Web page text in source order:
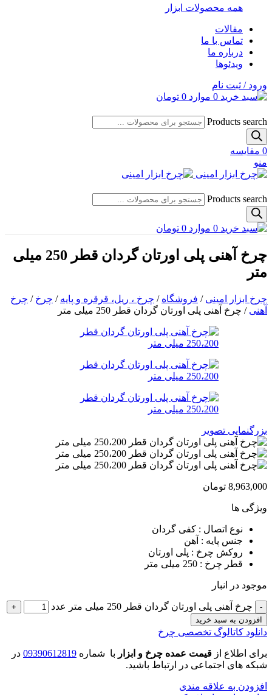
همه محصولات ابزار
مقالات
تماس با ما
درباره ما
ویدئوها
ورود / ثبت نام
0 موارد 0 تومان
Products search
0 مقایسه
منو
Products search
0 موارد 0 تومان
چرخ آهنی پلی اورتان گردان قطر 250 میلی
متر
چرخ ابزار امینی / فروشگاه / چرخ ، ریل، قرقره و پایه / چرخ / چرخ
آهنی / چرخ آهنی پلی اورتان گردان قطر 250 میلی متر
بزرگنمایی تصویر
8,963,000 تومان
ویژگی ها
نوع اتصال : کفی گردان
جنس پایه : آهن
روکش چرخ : پلی اورتان
قطر چرخ : 250 میلی متر
موجود در انبار
چرخ آهنی پلی اورتان گردان قطر 250 میلی متر عدد
افزودن به سبد خرید
دانلود کاتالوگ تخصصی چرخ
برای اطلاع از قیمت عمده چرخ و ابزار با شماره 09390612819 در
شبکه های اجتماعی در ارتباط باشید.
افزودن به علاقه مندی